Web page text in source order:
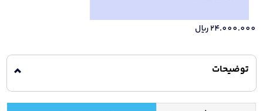
24.000.000ریال
توضیحات